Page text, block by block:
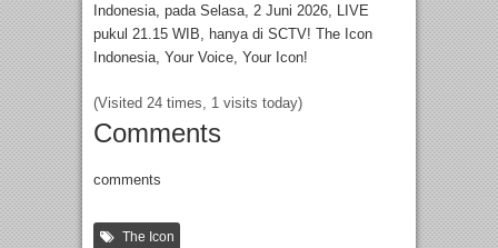
Indonesia, pada Selasa, 2 Juni 2026, LIVE
pukul 21.15 WIB, hanya di SCTV! The Icon
Indonesia, Your Voice, Your Icon!
(Visited 24 times, 1 visits today)
Comments
comments
The Icon